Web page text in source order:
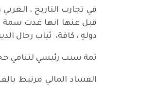
في تجارب التاريخ ،
قيل عنها انها غدت سمة
دولهِ ، كافة، ثياب رجال
ثمة سبب رئيسي لتنامي
الفساد المالي مرتبط